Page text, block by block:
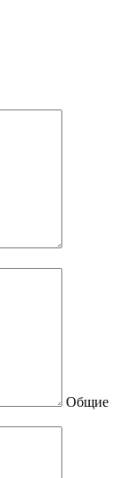
Общие